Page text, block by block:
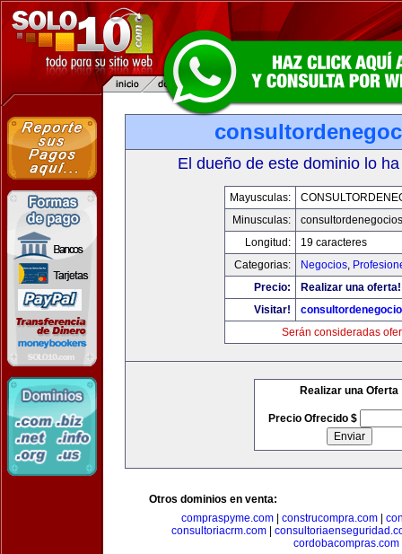
El dueño de este dominio lo
Mayusculas:
Minusculas:
Longitud:
19 caracteres
Categorias:
Negocios,
Precio:
Realizar una oferta!
Visitar!
Serán consideradas
Realizar una Oferta
Precio Ofrecido $
Otros dominios en venta:
compraspyme.com
construcompra.com
consultoriacrm.com|
cordobacompras.com